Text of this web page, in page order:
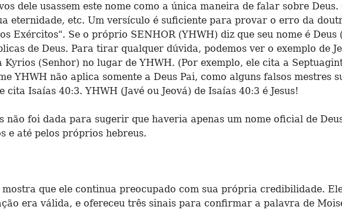
dele usassem este nome como a única maneira de falar sobre
eternidade, etc. Um versículo é suficiente para provar o erro da
Exércitos". Se o próprio SENHOR (YHWH) diz que seu nome é
de Deus. Para tirar qualquer dúvida, podemos ver o exemplo de
Kyrios (Senhor) no lugar de YHWH. (Por exemplo, ele cita a
YHWH não aplica somente a Deus Pai, como alguns falsos mestres
cita Isaías 40:3. YHWH (Javé ou Jeová) de Isaías 40:3 é Jesus!
não foi dada para sugerir que haveria apenas um nome oficial de
e até pelos próprios hebreus.
que ele continua preocupado com sua própria credibilidade.
era válida, e ofereceu três sinais para confirmar a palavra de